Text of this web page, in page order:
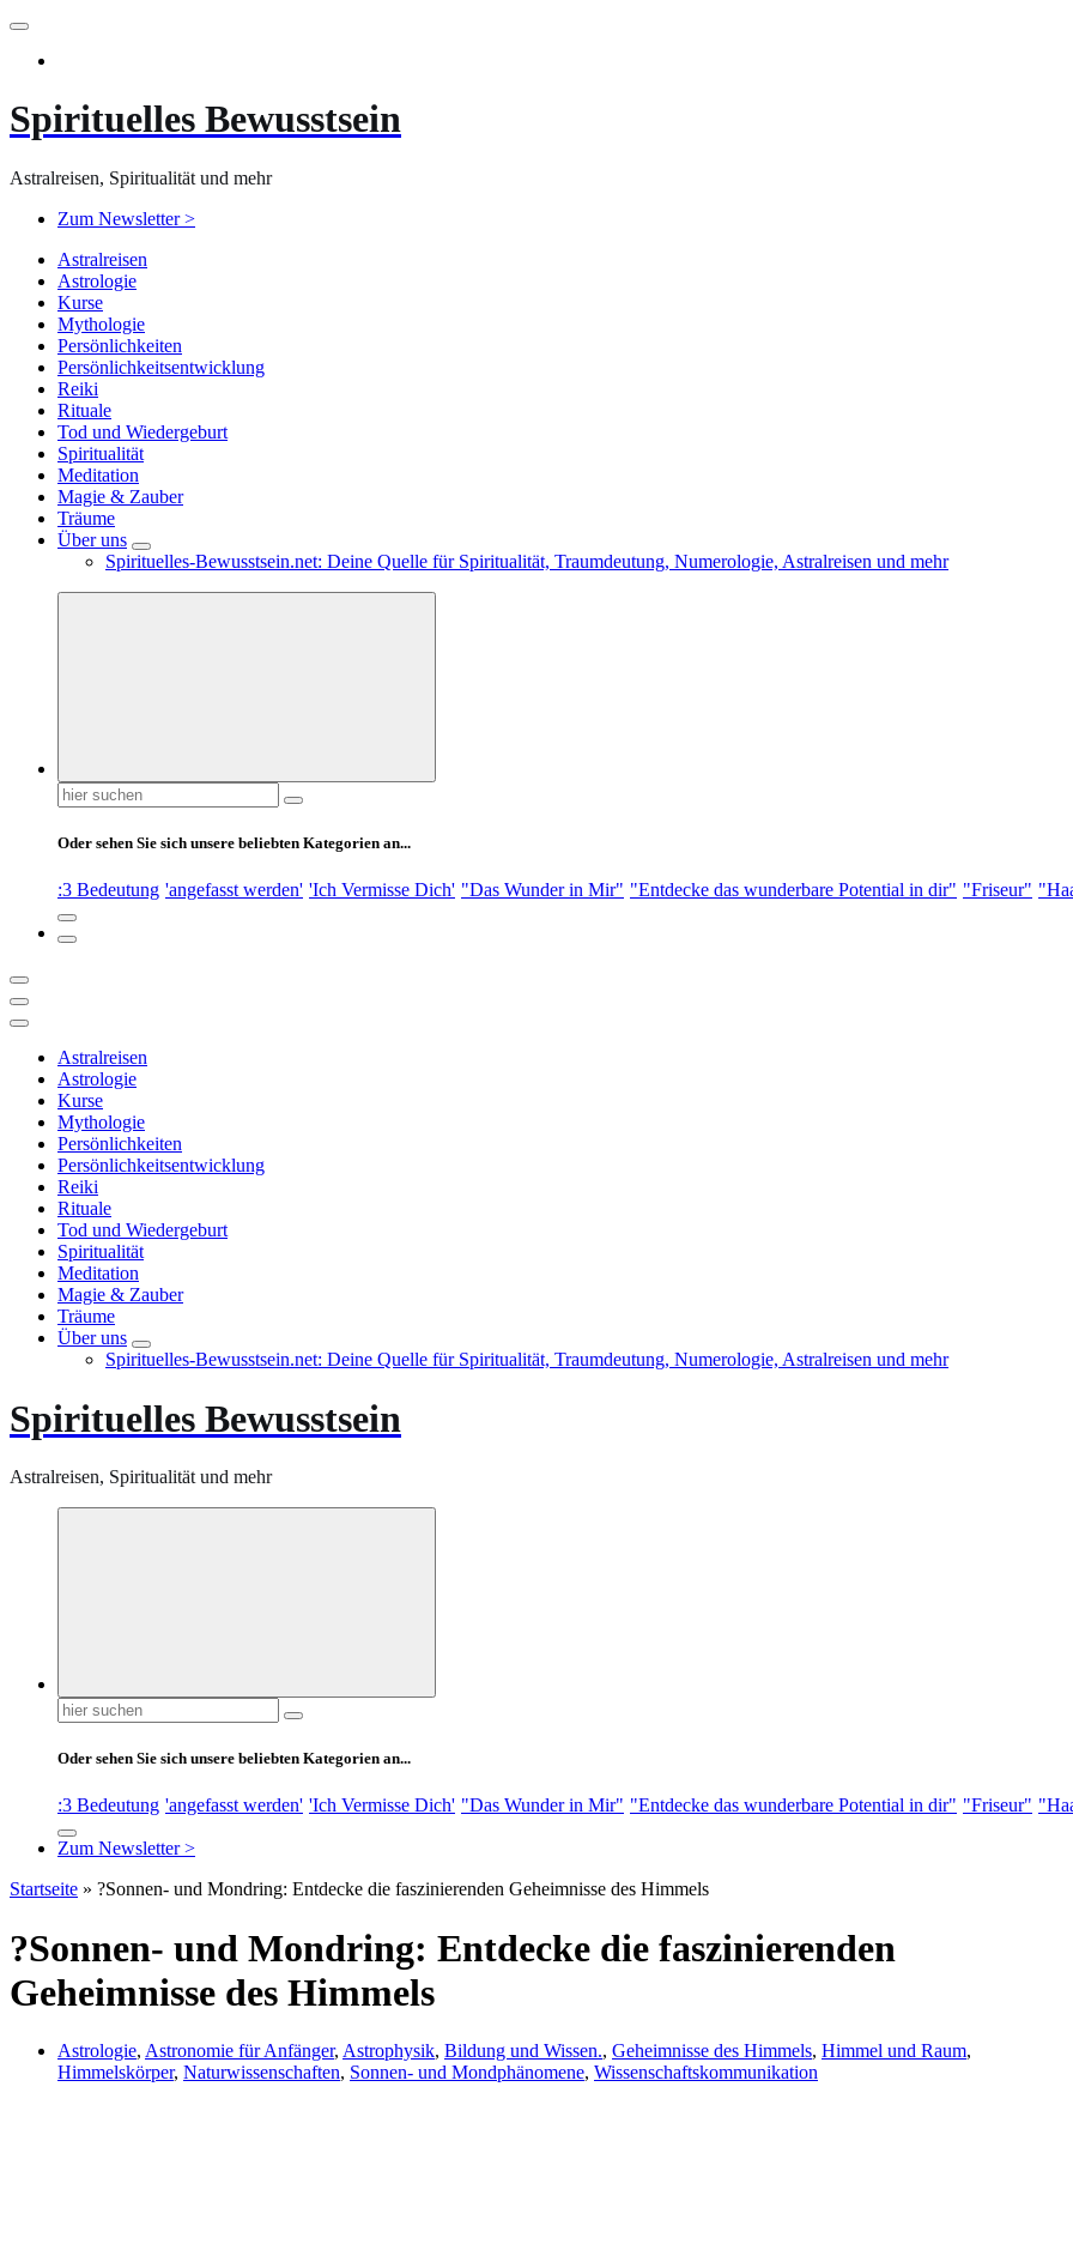
Zum
springen
Spirituelles Bewusstsein
Astralreisen, Spiritualität und mehr
Zum Newsletter >
Astralreisen
Astrologie
Kurse
Mythologie
Persönlichkeiten
Persönlichkeitsentwicklung
Reiki
Rituale
Tod und Wiedergeburt
Spiritualität
Meditation
Magie & Zauber
Träume
Über uns
Spirituelles-Bewusstsein.net: Deine Quelle für Spiritualität, Traumdeutung, Numerologie, Astralreisen und mehr
Suchen
nach:
Oder sehen Sie sich unsere beliebten Kategorien an...
:3 Bedeutung 'angefasst werden' 'Ich Vermisse Dich' "Das Wunder in Mir" "Entdecke das wunderbare Potential in dir" "Friseur"
Astralreisen
Astrologie
Kurse
Mythologie
Persönlichkeiten
Persönlichkeitsentwicklung
Reiki
Rituale
Tod und Wiedergeburt
Spiritualität
Meditation
Magie & Zauber
Träume
Über uns
Spirituelles-Bewusstsein.net: Deine Quelle für Spiritualität, Traumdeutung, Numerologie, Astralreisen und mehr
Spirituelles Bewusstsein
Astralreisen, Spiritualität und mehr
Suchen
nach:
Oder sehen Sie sich unsere beliebten Kategorien an...
:3 Bedeutung 'angefasst werden' 'Ich Vermisse Dich' "Das Wunder in Mir" "Entdecke das wunderbare Potential in dir" "Friseur"
Zum Newsletter >
Startseite » ?Sonnen- und Mondring: Entdecke die faszinierenden Geheimnisse des Himmels
?Sonnen- und Mondring: Entdecke die faszinierenden
Geheimnisse des Himmels
Astrologie, Astronomie für Anfänger, Astrophysik, Bildung und Wissen., Geheimnisse des Himmels, Himmel und Raum,
Himmelskörper, Naturwissenschaften, Sonnen- und Mondphänomene, Wissenschaftskommunikation